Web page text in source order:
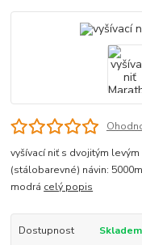
vyšívací niť s dvojitým
(stálobarevné) návin:
modrá celý popis
Dostupnost